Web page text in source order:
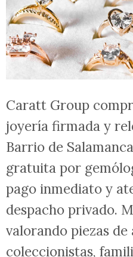
Caratt Group
joyería firmada y
Barrio de
gratuita por
pago inmediato y
despacho privado.
valorando piezas
coleccionistas,